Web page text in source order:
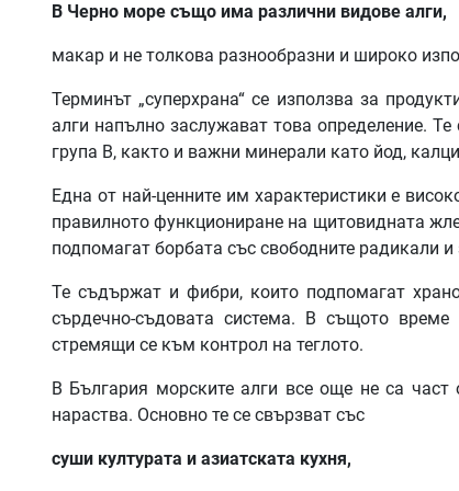
В Черно море също има различни видове алги,
макар и не толкова разнообразни и широко
Терминът „суперхрана“ се използва за
алги напълно заслужават това определение.
група B, както и важни минерали като йод,
Една от най-ценните им характеристики е
правилното функциониране на щитовидната
подпомагат борбата със свободните радикали и
Те съдържат и фибри, които подпомагат
сърдечно-съдовата система. В същото
стремящи се към контрол на теглото.
В България морските алги все още не са част
нараства. Основно те се свързват със
суши културата и азиатската кухня,